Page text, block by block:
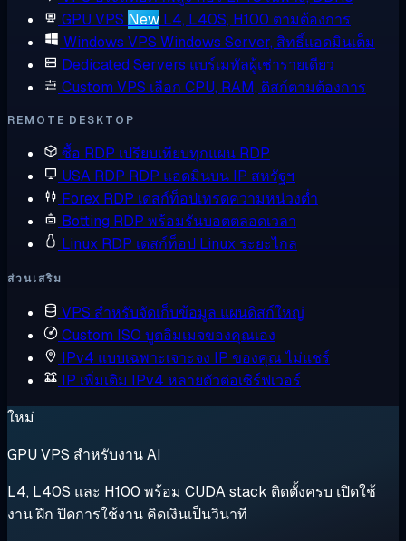
GPU VPS New L4, L40S, H100 ตามต้องการ
Windows VPS Windows Server, สิทธิ์แอดมินเต็ม
Dedicated Servers แบร์เมทัลผู้เช่ารายเดียว
Custom VPS เลือก CPU, RAM, ดิสก์ตามต้องการ
REMOTE DESKTOP
ซื้อ RDP เปรียบเทียบทุกแผน RDP
USA RDP RDP แอดมินบน IP สหรัฐฯ
Forex RDP เดสก์ท็อปเทรดความหน่วงต่ำ
Botting RDP พร้อมรันบอตตลอดเวลา
Linux RDP เดสก์ท็อป Linux ระยะไกล
ส่วนเสริม
VPS สำหรับจัดเก็บข้อมูล แผนดิสก์ใหญ่
Custom ISO บูตอิมเมจของคุณเอง
IPv4 แบบเฉพาะเจาะจง IP ของคุณ ไม่แชร์
IP เพิ่มเติม IPv4 หลายตัวต่อเซิร์ฟเวอร์
ใหม่
GPU VPS สำหรับงาน AI
L4, L40S และ H100 พร้อม CUDA stack ติดตั้งครบ เปิดใช้
งาน ฝึก ปิดการใช้งาน คิดเงินเป็นวินาที